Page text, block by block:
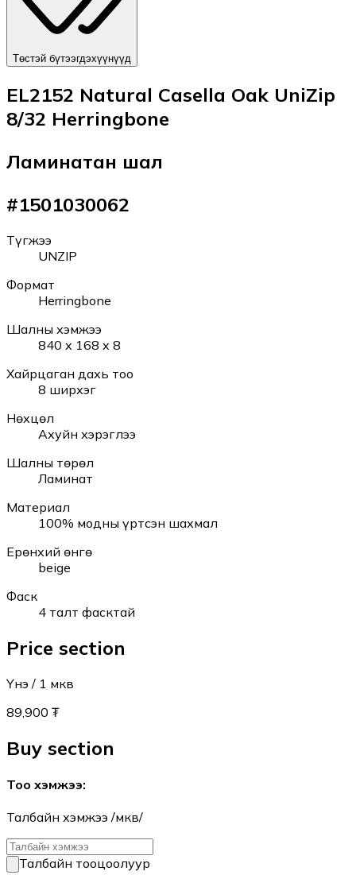
Төстэй бүтээгдэхүүнүүд
EL2152 Natural Casella Oak UniZip
8/32 Herringbone
Ламинатан шал
#1501030062
Түгжээ
UNZIP
Формат
Herringbone
Шалны хэмжээ
840 x 168 x 8
Хайрцаган дахь тоо
8 ширхэг
Нөхцөл
Ахуйн хэрэглээ
Шалны төрөл
Ламинат
Материал
100% модны үртсэн шахмал
Ерөнхий өнгө
beige
Фаск
4 талт фасктай
Price section
Үнэ / 1 мкв
89,900 ₮
Buy section
Тоо хэмжээ:
Талбайн хэмжээ /мкв/
Талбайн тооцоолуур